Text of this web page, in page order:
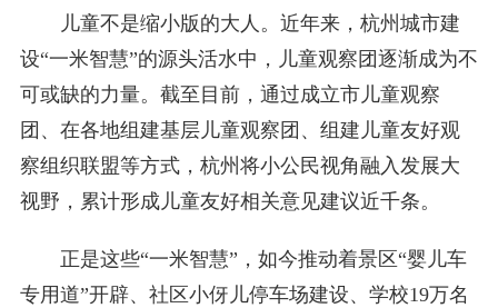
儿童不是缩小版的大人。近年来，杭州城市建
设“一米智慧”的源头活水中，儿童观察团逐渐成为不
可或缺的力量。截至目前，通过成立市儿童观察
团、在各地组建基层儿童观察团、组建儿童友好观
察组织联盟等方式，杭州将小公民视角融入发展大
视野，累计形成儿童友好相关意见建议近千条。
正是这些“一米智慧”，如今推动着景区“婴儿车
专用道”开辟、社区小伢儿停车场建设、学校19万名